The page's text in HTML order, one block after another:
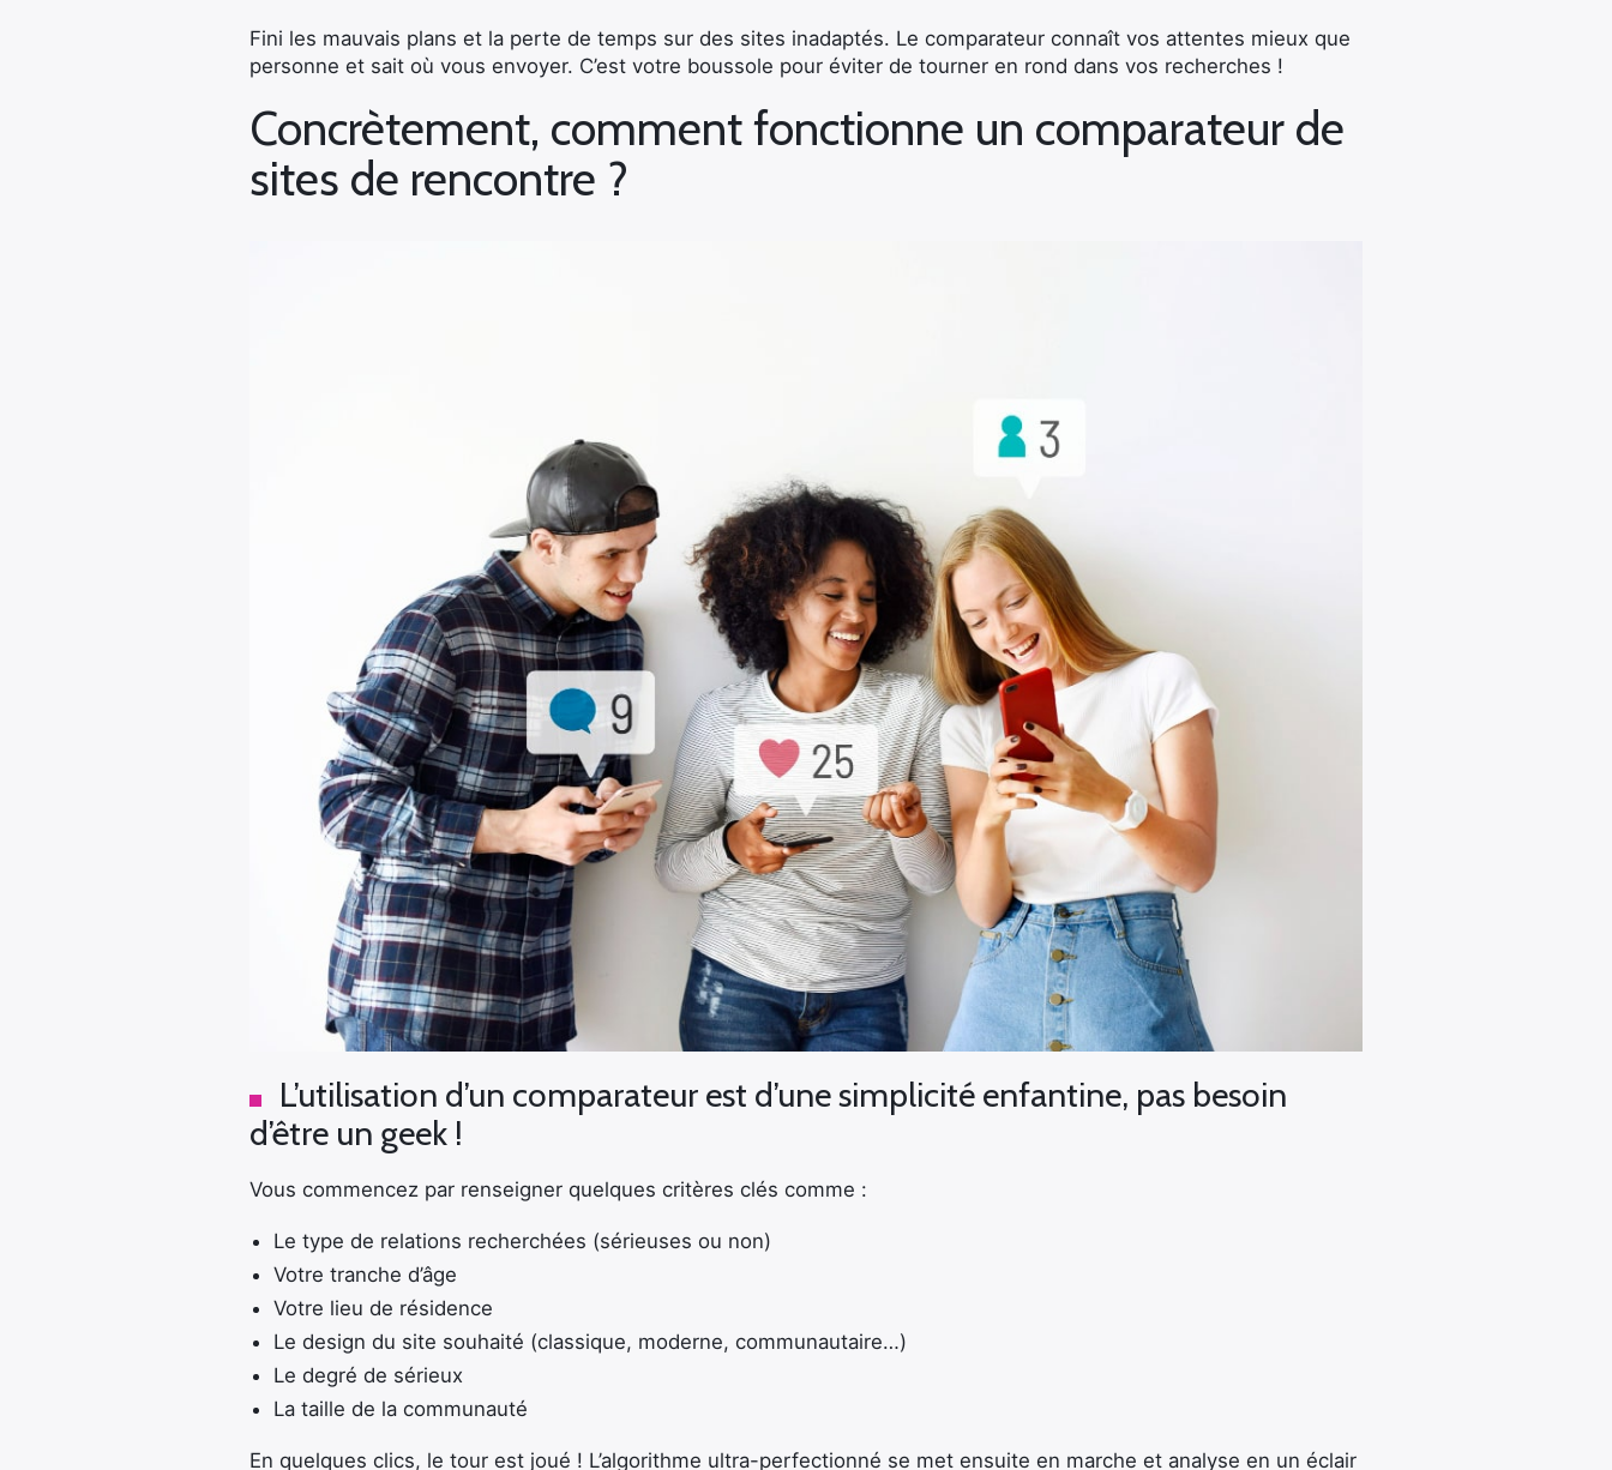
Fini les mauvais plans et la perte de temps sur des sites inadaptés. Le comparateur connaît vos attentes mieux que
personne et sait où vous envoyer. C’est votre boussole pour éviter de tourner en rond dans vos recherches !
Concrètement, comment fonctionne un comparateur de
sites de rencontre ?
L’utilisation d’un comparateur est d’une simplicité enfantine, pas besoin
d’être un geek !
Vous commencez par renseigner quelques critères clés comme :
Le type de relations recherchées (sérieuses ou non)
Votre tranche d’âge
Votre lieu de résidence
Le design du site souhaité (classique, moderne, communautaire…)
Le degré de sérieux
La taille de la communauté
En quelques clics, le tour est joué ! L’algorithme ultra-perfectionné se met ensuite en marche et analyse en un éclair